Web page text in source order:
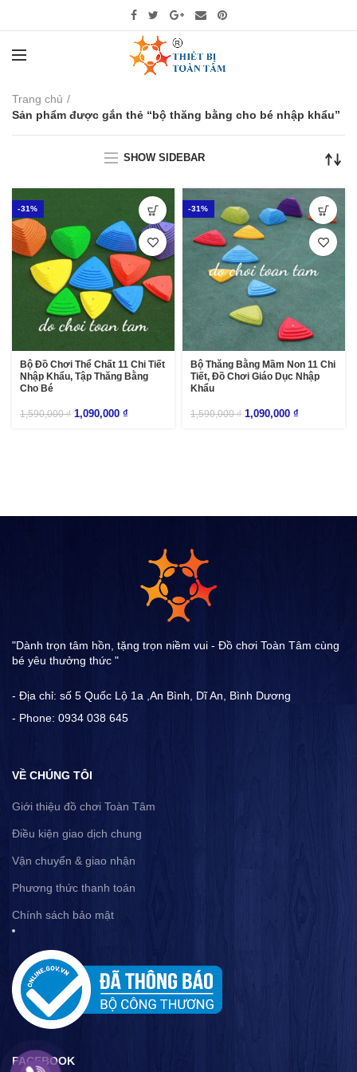
Trang chủ
Sản phẩm được gắn thẻ “bộ thăng bằng cho bé nhập khẩu”
SHOW SIDEBAR
-31%
Bộ Đồ Chơi Thể Chất 11 Chi Tiết
Nhập Khẩu, Tập Thăng Bằng
Cho Bé
1,590,000₫ 1,090,000 ₫
-31%
Bộ Thăng Bằng Mầm Non 11 Chi
Tiết, Đồ Chơi Giáo Dục Nhập
Khẩu
1,590,000₫ 1,090,000 ₫
"Dành trọn tâm hồn, tặng trọn niềm vui - Đồ chơi Toàn Tâm cùng
bé yêu thưởng thức "
- Địa chỉ: số 5 Quốc Lộ 1a ,An Bình, Dĩ An, Bình Dương
- Phone: 0934 038 645
VỀ CHÚNG TÔI
Giới thiệu đồ chơi Toàn Tâm
Điều kiện giao dịch chung
Vận chuyển & giao nhận
Phương thức thanh toán
Chính sách bảo mật
FACEBOOK